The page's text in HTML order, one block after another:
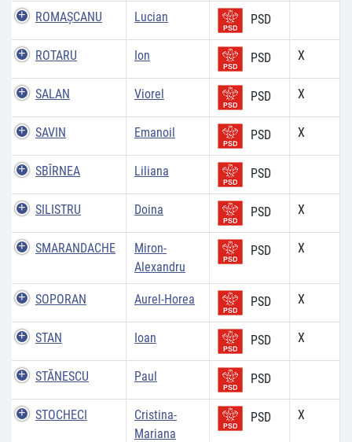
ROMAȘCANU Lucian PSD
ROTARU Ion PSD X
SALAN Viorel PSD X
SAVIN Emanoil PSD X
SBÎRNEA Liliana PSD
SILISTRU Doina PSD X
SMARANDACHE
Miron-
Alexandru
PSD X
SOPORAN Aurel-Horea PSD X
STAN Ioan PSD X
STĂNESCU Paul PSD
STOCHECI
Cristina-
Mariana
PSD X